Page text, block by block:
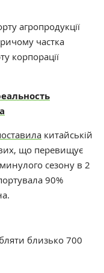
агропродукції
частка
корпорації
китайській
що перевищує
сезону в 2
90%
близько 700